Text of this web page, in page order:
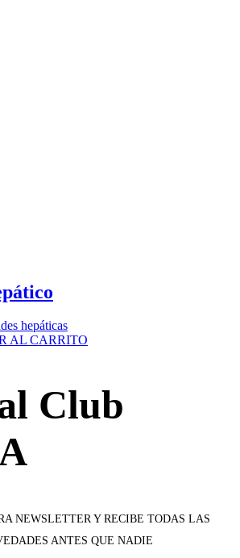
hepáticas
AL CARRITO
Club
NEWSLETTER Y RECIBE TODAS LAS
ANTES QUE NADIE